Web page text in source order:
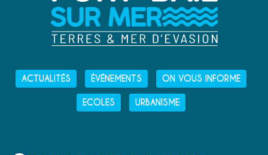
ACTUALITÉS ÉVÉNEMENTS ON VOUS INFORME
ECOLES URBANISME